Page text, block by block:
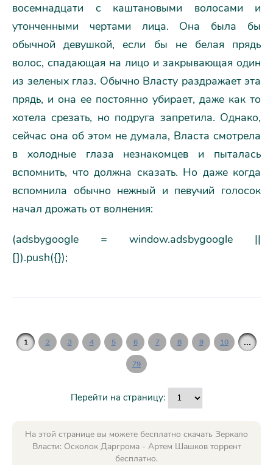
восемнадцати с каштановыми волосами и
утонченными чертами лица. Она была бы
обычной девушкой, если бы не белая прядь
волос, спадающая на лицо и закрывающая один
из зеленых глаз. Обычно Власту раздражает эта
прядь, и она ее постоянно убирает, даже как то
хотела срезать, но подруга запретила. Однако,
сейчас она об этом не думала, Власта смотрела
в холодные глаза незнакомцев и пыталась
вспомнить, что должна сказать. Но даже когда
вспомнила обычно нежный и певучий голосок
начал дрожать от волнения:
(adsbygoogle = window.adsbygoogle ||
[]).push({});
1 2 3 4 5 6 7 8 9 10 ...
79
Перейти на страницу:
На этой странице вы можете бесплатно скачать Зеркало
Власти: Осколок Даргрома - Артем Шашков торрент
бесплатно.